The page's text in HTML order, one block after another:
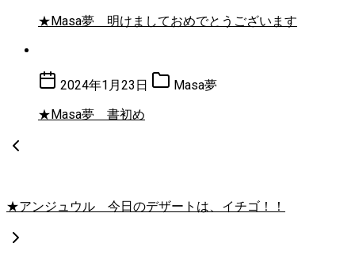
★Masa夢 明けましておめでとうございます
2024年1月23日
Masa夢
★Masa夢 書初め
★アンジュウル 今日のデザートは、イチゴ！！